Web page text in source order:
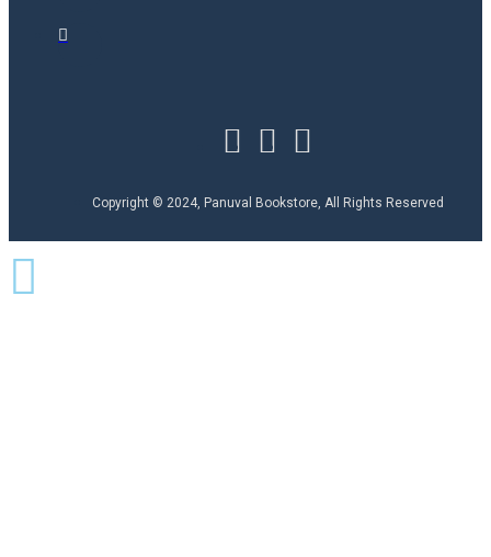
Copyright © 2024, Panuval Bookstore, All Rights Reserved